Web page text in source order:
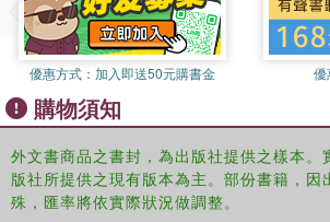
優惠方式： 加入即送50元購書金 優
購物須知
外文書商品之書封，為出版社提供之樣本。
版社所提供之現有版本為主。部份書籍，因
殊，匯率將依實際狀況做調整。